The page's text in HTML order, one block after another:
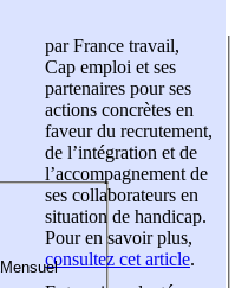
par France travail,
Cap emploi et ses
partenaires pour ses
actions concrètes en
faveur du recrutement,
de l’intégration et de
l’accompagnement de
ses collaborateurs en
situation de handicap.
Pour en savoir plus,
consultez cet article.